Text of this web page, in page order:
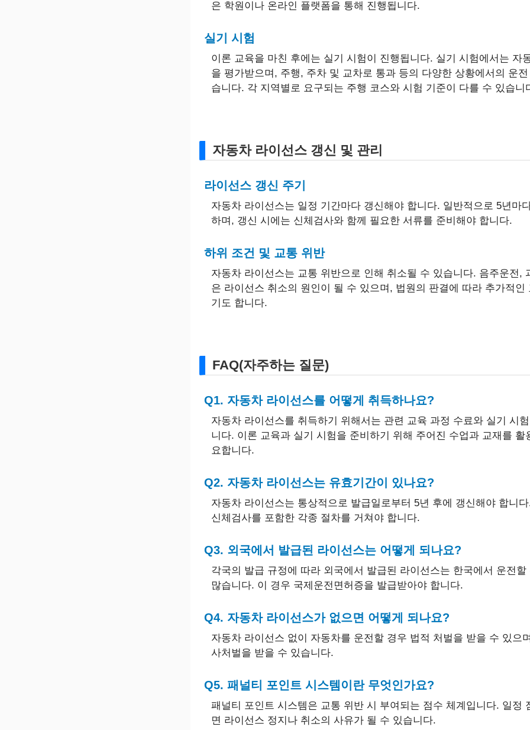
은 학원이나 온라인 플랫폼을 통해 진행됩니다.
실기 시험
이론 교육을 마친 후에는 실기 시험이 진행됩니다. 실기 시험에서는 자
을 평가받으며, 주행, 주차 및 교차로 통과 등의 다양한 상황에서의 운
습니다. 각 지역별로 요구되는 주행 코스와 시험 기준이 다를 수 있습니
자동차 라이선스 갱신 및 관리
라이선스 갱신 주기
자동차 라이선스는 일정 기간마다 갱신해야 합니다. 일반적으로 5년마
하며, 갱신 시에는 신체검사와 함께 필요한 서류를 준비해야 합니다.
하위 조건 및 교통 위반
자동차 라이선스는 교통 위반으로 인해 취소될 수 있습니다. 음주운전,
은 라이선스 취소의 원인이 될 수 있으며, 법원의 판결에 따라 추가적인
기도 합니다.
FAQ(자주하는 질문)
Q1. 자동차 라이선스를 어떻게 취득하나요?
자동차 라이선스를 취득하기 위해서는 관련 교육 과정 수료와 실기 시
니다. 이론 교육과 실기 시험을 준비하기 위해 주어진 수업과 교재를 활
요합니다.
Q2. 자동차 라이선스는 유효기간이 있나요?
자동차 라이선스는 통상적으로 발급일로부터 5년 후에 갱신해야 합니
신체검사를 포함한 각종 절차를 거쳐야 합니다.
Q3. 외국에서 발급된 라이선스는 어떻게 되나요?
각국의 발급 규정에 따라 외국에서 발급된 라이선스는 한국에서 운전
많습니다. 이 경우 국제운전면허증을 발급받아야 합니다.
Q4. 자동차 라이선스가 없으면 어떻게 되나요?
자동차 라이선스 없이 자동차를 운전할 경우 법적 처벌을 받을 수 있으
사처벌을 받을 수 있습니다.
Q5. 패널티 포인트 시스템이란 무엇인가요?
패널티 포인트 시스템은 교통 위반 시 부여되는 점수 체계입니다. 일정
면 라이선스 정지나 취소의 사유가 될 수 있습니다.